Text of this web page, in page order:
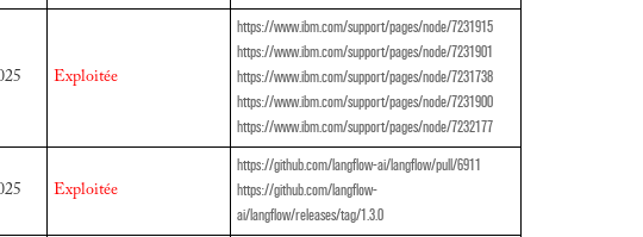
Exploitée
https://www.ibm.com/support/pages/node/7231915
https://www.ibm.com/support/pages/node/7231901
https://www.ibm.com/support/pages/node/7231738
https://www.ibm.com/support/pages/node/7231900
https://www.ibm.com/support/pages/node/7232177
Exploitée
https://github.com/langflow-ai/langflow/pull/6911
https://github.com/langflow-
ai/langflow/releases/tag/1.3.0